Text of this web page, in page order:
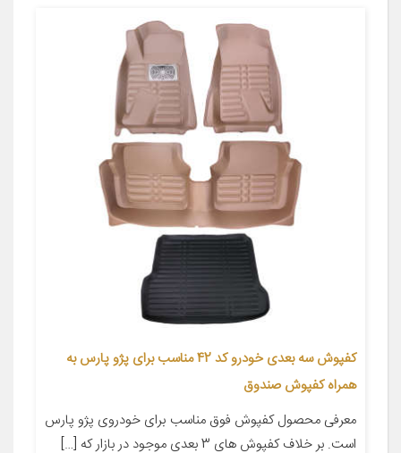
کفپوش سه بعدی خودرو کد 42 مناسب برای پژو پارس به
همراه کفپوش صندوق
معرفی محصول کفپوش فوق مناسب برای خودروی پژو پارس
است. بر خلاف کفپوش های 3 بعدی موجود در بازار که […]